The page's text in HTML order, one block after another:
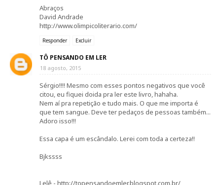
Abraços
David Andrade
http://www.olimpicoliterario.com/
Responder Excluir
TÔ PENSANDO EM LER
18 agosto, 2015
Sérgio!!!! Mesmo com esses pontos negativos que você
citou, eu fiquei doida pra ler este livro, hahaha.
Nem aí pra repetição e tudo mais. O que me importa é
que tem sangue. Deve ter pedaços de pessoas também...
Adoro isso!!!
Essa capa é um escândalo. Lerei com toda a certeza!!
Bjkssss
Lelê - http://topensandoemler.blogspot.com.br/